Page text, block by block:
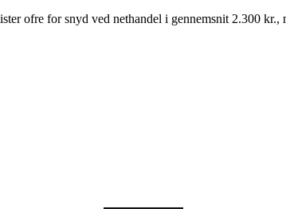
ofre for snyd ved nethandel i gennemsnit 2.300